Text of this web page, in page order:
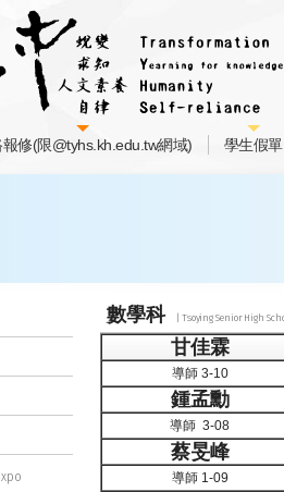
修(限@tyhs.kh.edu.tw網域) 學生假單
數學科
甘佳霖
導師 3-10
鍾孟勳
導師 3-08
蔡旻峰
導師 1-09